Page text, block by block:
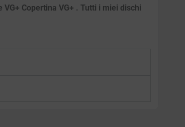
Copertina VG+ . Tutti i miei dischi